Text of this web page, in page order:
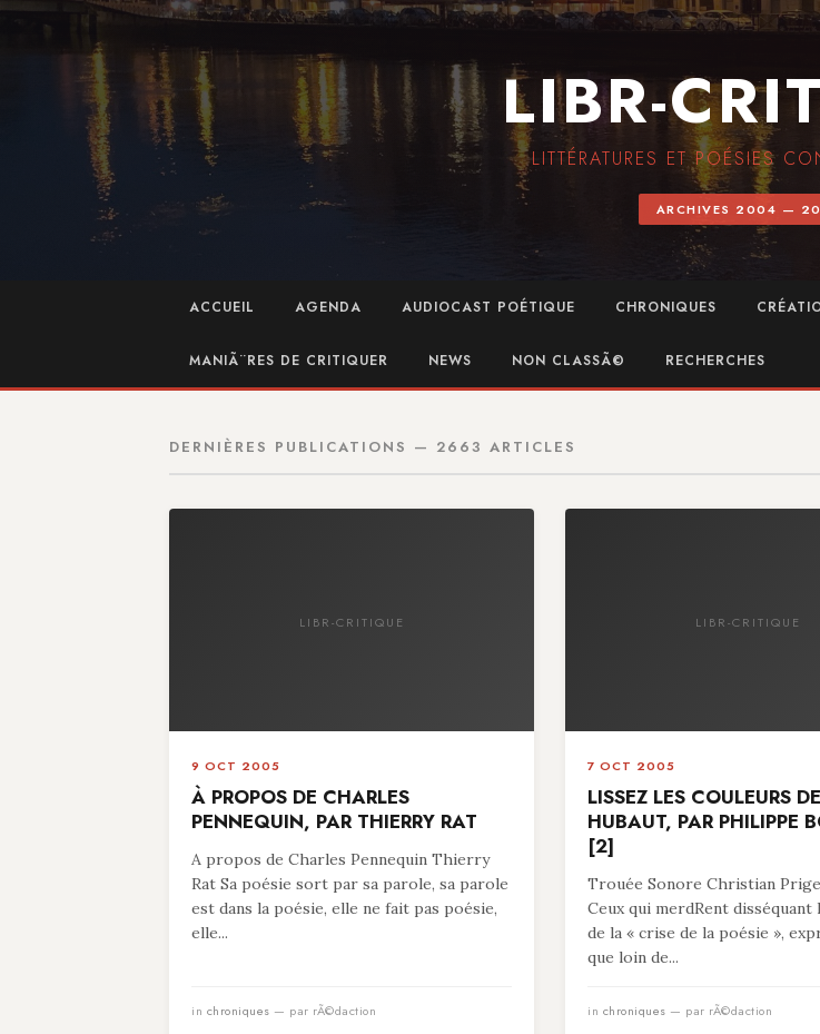
LIBR-
LITTÉRATURES ET POÉSIES
ARCHIVES 2004 —
ACCUEIL AGENDA AUDIOCAST POÉTIQUE CHRONIQUES
MANIÃ¨RES DE CRITIQUER NEWS NON CLASSÃ© RECHERCHES
DERNIÈRES PUBLICATIONS — 2663 ARTICLES
LIBR-CRITIQUE
9 OCT 2005
À PROPOS DE CHARLES
PENNEQUIN, PAR THIERRY RAT
A propos de Charles Pennequin Thierry
Rat Sa poésie sort par sa parole, sa parole
est dans la poésie, elle ne fait pas poésie,
elle...
in chroniques — par rÃ©daction
LIBR-CRITIQUE
7 OCT 2005
LISSEZ LES COULEURS
HUBAUT, PAR PHILIPPE
[2]
Trouée Sonore Christian
Ceux qui merdRent disséquant
de la « crise de la poésie »,
que loin de...
in chroniques — par rÃ©daction